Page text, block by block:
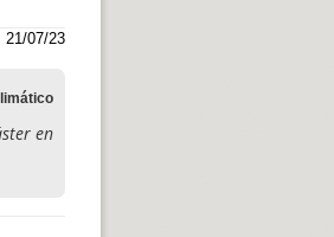
21/07/23
en